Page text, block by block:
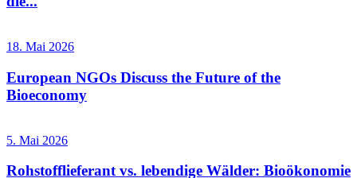
18. Mai 2026
European NGOs Discuss the Future of the
Bioeconomy
5. Mai 2026
Rohstofflieferant vs. lebendige Wälder: Bioökonomie